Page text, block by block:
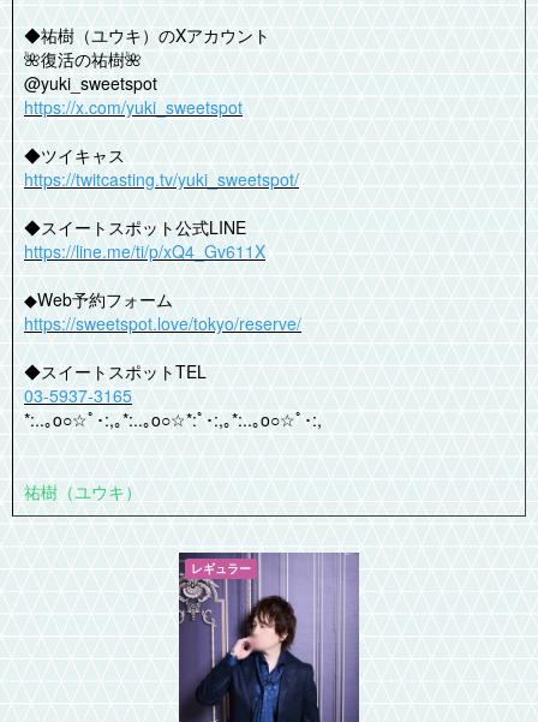
◆祐樹（ユウキ）のXアカウント
🌺復活の祐樹🌺
@yuki_sweetspot
https://x.com/yuki_sweetspot
◆ツイキャス
https://twitcasting.tv/yuki_sweetspot/
◆スイートスポット公式LINE
https://line.me/ti/p/xQ4_Gv611X
◆Web予約フォーム
https://sweetspot.love/tokyo/reserve/
◆スイートスポットTEL
03-5937-3165
*:..｡o○☆ﾟ･:,｡*:..｡o○☆*:ﾟ･:,｡*:..｡o○☆ﾟ･:,
祐樹（ユウキ）